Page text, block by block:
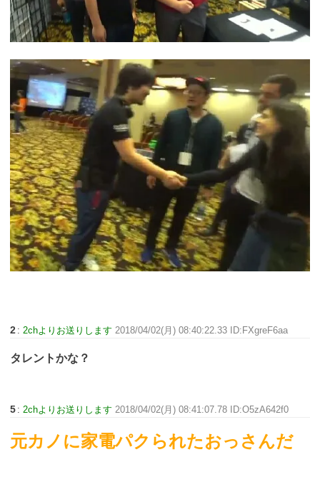
2 : 2chよりお送りします 2018/04/02(月) 08:40:22.33 ID:FXgreF6aa
タレントかな？
5 : 2chよりお送りします 2018/04/02(月) 08:41:07.78 ID:O5zA642f0
元カノに家電パクられたおっさんだ